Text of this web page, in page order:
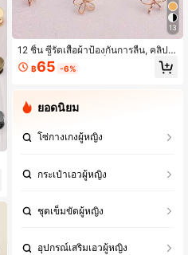
13
12 ชิ้น ซี่รัดเสื้อผ้าป้องกันการลื่น, คลิปป
รับเอวเสื้อผ้า & ชุด, เข็มกลัดมุก, ปุ่มติด
โดยไม่ต้องเย็บ
฿65 -6%
ยอดนิยม
โซ่กางเกงผู้หญิง
กระเป๋าเอวผู้หญิง
ชุดเข็มขัดผู้หญิง
อุปกรณ์เสริมเอวผู้หญิง